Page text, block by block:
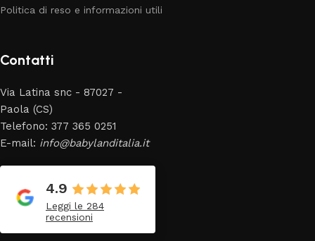
Politica di reso e informazioni utili
Contatti
Via Latina snc - 87027 -
Paola (CS)
Telefono: 377 365 0251
E-mail: info@babylanditalia.it
4.9
Leggi le 284
recensioni